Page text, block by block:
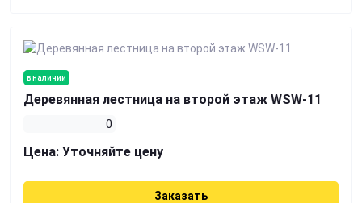
в наличии
Деревянная лестница на второй этаж WSW-11
0
Цена: Уточняйте цену
Заказать